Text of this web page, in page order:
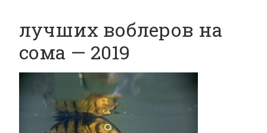
лучших воблеров на
сома — 2019